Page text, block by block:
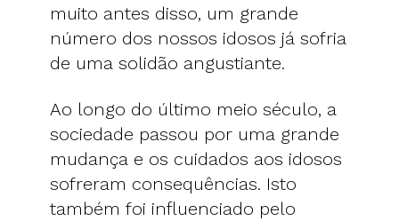
muito antes disso, um grande
número dos nossos idosos já sofria
de uma solidão angustiante.
Ao longo do último meio século, a
sociedade passou por uma grande
mudança e os cuidados aos idosos
sofreram consequências. Isto
também foi influenciado pelo